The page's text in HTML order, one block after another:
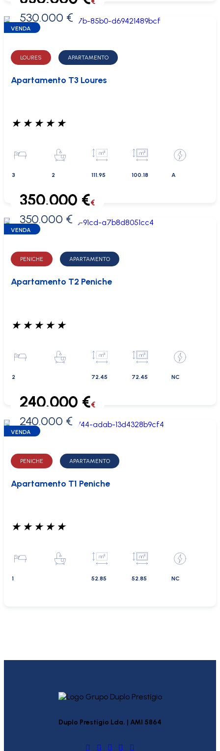
0 €
530.000 €
VENDA
LOURES APARTAMENTO
Apartamento T3 Loures
★ ★ ★ ★ ★
3 2 111.95 100.18 A
0 €
350.000 €€
350.000 €
VENDA
PENICHE APARTAMENTO
Apartamento T2 Peniche
★ ★ ★ ★ ★
2 72.45 72.45 NC
0 €
240.000 €€
240.000 €
VENDA
PENICHE APARTAMENTO
Apartamento T1 Peniche
★ ★ ★ ★ ★
1 52.85 52.85 NC
Duplo Prestígio Lda. | AMI 5864